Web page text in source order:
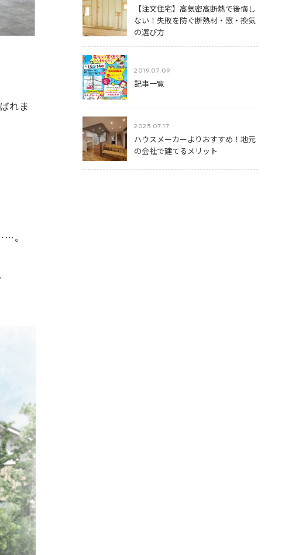
れま
。
【注文住宅】高気密高断熱で後悔し
ない！失敗を防ぐ断熱材・窓・換気
の選び方
2019.07.09
記事一覧
2025.07.17
ハウスメーカーよりおすすめ！地元
の会社で建てるメリット